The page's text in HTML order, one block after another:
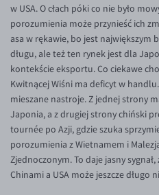
EUR/NOK
EUR/SEK
EUR/AUD
EUR/BGN
EUR/CAD
EUR/CNY
EUR/HKD
EUR/HUF
w USA. O cłach póki co nie było
porozumienia może przynieść ich
asa w rękawie, bo jest największym
długu, ale też ten rynek jest dla
kontekście eksportu. Co ciekawe
Kwitnącej Wiśni ma deficyt w
mieszane nastroje. Z jednej strony
Japonia, a z drugiej strony chiński
tournée po Azji, gdzie szuka
porozumienia z Wietnamem i
Zjednoczonym. To daje jasny
Chinami a USA może jeszcze długo